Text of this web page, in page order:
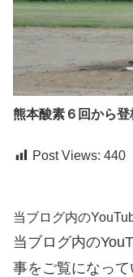
熊本酸素６回から登
Post Views: 440
当ブログ内の
当ブログ内の
事をご覧になっ